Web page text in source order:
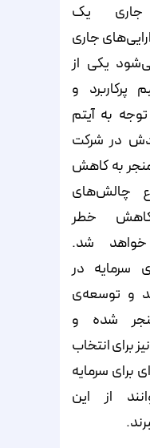
جاری یک
جاری
یکی از
پرکاربرد و
به آیتم
در شرکت­‌
به کاهش
چالش‌­های
خطر
شد.
سرمایه در
و توسعه‌­ی
شده و
برای انتخاب
برای سرمایه­‌
از این